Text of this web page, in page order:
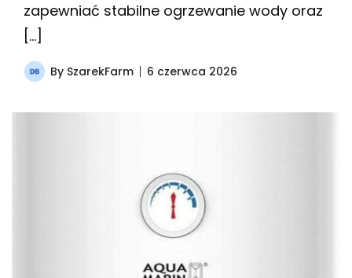
zapewniać stabilne ogrzewanie wody oraz
[…]
By SzarekFarm 6 czerwca 2026